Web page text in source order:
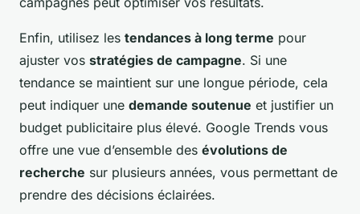
Enfin, utilisez les tendances à long terme pour
ajuster vos stratégies de campagne. Si une
tendance se maintient sur une longue période, cela
peut indiquer une demande soutenue et justifier un
budget publicitaire plus élevé. Google Trends vous
offre une vue d’ensemble des évolutions de
recherche sur plusieurs années, vous permettant de
prendre des décisions éclairées.